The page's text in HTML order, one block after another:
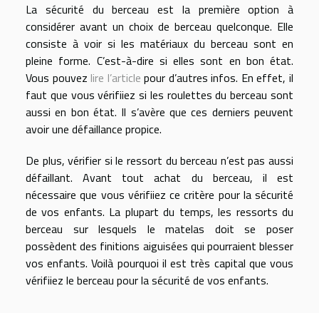
La sécurité du berceau est la première option à
considérer avant un choix de berceau quelconque. Elle
consiste à voir si les matériaux du berceau sont en
pleine forme. C’est-à-dire si elles sont en bon état.
Vous pouvez lire l’article pour d’autres infos. En effet, il
faut que vous vérifiiez si les roulettes du berceau sont
aussi en bon état. Il s’avère que ces derniers peuvent
avoir une défaillance propice.
De plus, vérifier si le ressort du berceau n’est pas aussi
défaillant. Avant tout achat du berceau, il est
nécessaire que vous vérifiiez ce critère pour la sécurité
de vos enfants. La plupart du temps, les ressorts du
berceau sur lesquels le matelas doit se poser
possèdent des finitions aiguisées qui pourraient blesser
vos enfants. Voilà pourquoi il est très capital que vous
vérifiiez le berceau pour la sécurité de vos enfants.